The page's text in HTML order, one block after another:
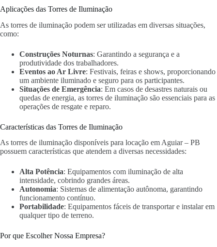
Aplicações das Torres de Iluminação
As torres de iluminação podem ser utilizadas em diversas situações,
como:
Construções Noturnas: Garantindo a segurança e a
produtividade dos trabalhadores.
Eventos ao Ar Livre: Festivais, feiras e shows, proporcionando
um ambiente iluminado e seguro para os participantes.
Situações de Emergência: Em casos de desastres naturais ou
quedas de energia, as torres de iluminação são essenciais para as
operações de resgate e reparo.
Características das Torres de Iluminação
As torres de iluminação disponíveis para locação em Aguiar – PB
possuem características que atendem a diversas necessidades:
Alta Potência: Equipamentos com iluminação de alta
intensidade, cobrindo grandes áreas.
Autonomia: Sistemas de alimentação autônoma, garantindo
funcionamento contínuo.
Portabilidade: Equipamentos fáceis de transportar e instalar em
qualquer tipo de terreno.
Por que Escolher Nossa Empresa?